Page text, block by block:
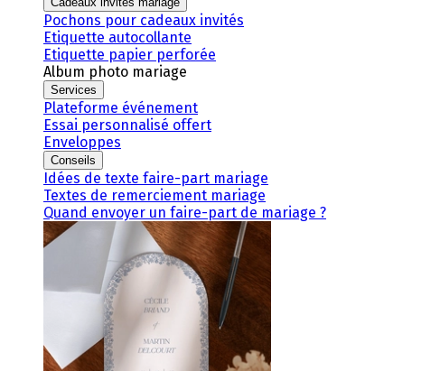
Pochons pour cadeaux invités
Etiquette autocollante
Etiquette papier perforée
Album photo mariage
Services
Plateforme événement
Essai personnalisé offert
Enveloppes
Conseils
Idées de texte faire-part mariage
Textes de remerciement mariage
Quand envoyer un faire-part de mariage ?